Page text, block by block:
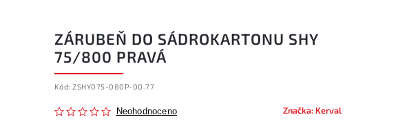
ZÁRUBEŇ DO SÁDROKARTONU SHY
75/800 PRAVÁ
Kód: ZSHY075-080P-00.77
Neohodnoceno Značka: Kerval